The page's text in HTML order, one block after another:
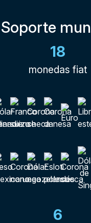
Soporte
18
monedas fiat
6